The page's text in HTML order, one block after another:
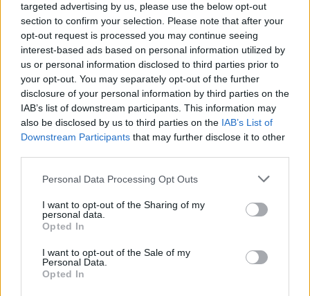
targeted advertising by us, please use the below opt-out
section to confirm your selection. Please note that after your
opt-out request is processed you may continue seeing
interest-based ads based on personal information utilized by
us or personal information disclosed to third parties prior to
your opt-out. You may separately opt-out of the further
disclosure of your personal information by third parties on the
IAB’s list of downstream participants. This information may
also be disclosed by us to third parties on the IAB’s List of
Downstream Participants that may further disclose it to other
Personal Data Processing Opt Outs
I want to opt-out of the Sharing of my
personal data.
Opted In
I want to opt-out of the Sale of my
Personal Data.
Opted In
Lajme të ngjashme:
41 pallate të dëmtuara
nga tërmeti në Tiranë, do
të shemben!
Në zonën e Kinostudios
dhe Kombinatit në Tiranë
do të shemben 41 pallate
të dëmtuar nga tërmeti i
Baldushku ku dorëzoi
çelësat e banesës së
dëmtuar nga tërmeti i
Shtatorit të vitit të kaluar,
Kreu i Bashkisë së
Tiranës, Erion Veliaj tha se
Platforma online e
rindërtimit, ministria e
Zhvillimit: Mbyllet nesër
aplikimi
Nga 29 janari kur nisi
procesi i deklarimit online
të familjeve të prekura
nga tërmeti deri tani në
platformë janë kryer
36,100 aplikime. Sipas
dhe Zhvillimit për shkak
të fluksit të aplikimeve,
numri i tyre pritet të
procesit. Procesi i…
tërmeti nuk lirojnë hotelet:
6 janari ishte dita kur të
strehuarit në hotele,
shkatërruan nga tërmeti i
26 nëntorit, duhet t’i linin
këto ambiente, por